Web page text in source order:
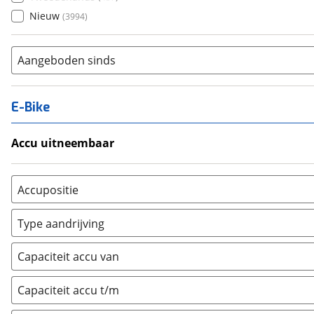
Nieuw (3994)
Aangeboden sinds
E-Bike
Accu uitneembaar
Nee, vast (7)
Accupositie
Bagagedrager (212)
Frame (1046)
Vloer (0
Achterbank (0)
Kofferbak (0)
Overig (0)
Type aandrijving
Achterwiel (35)
Trapas
Voorwiel
Capaciteit accu van
Capaciteit accu t/m